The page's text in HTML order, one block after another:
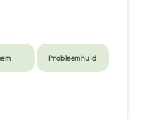
Probleemhuid